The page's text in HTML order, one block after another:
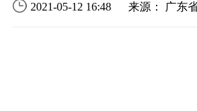
2021-05-12 16:48 来源： 广东